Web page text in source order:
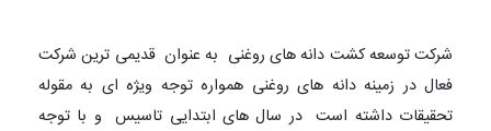
شرکت توسعه کشت دانه های روغنی به عنوان قدیمی ترین شرکت
فعال در زمینه دانه های روغنی همواره توجه ویژه ای به مقوله
تحقیقات داشته است در سال های ابتدایی تاسیس و با توجه